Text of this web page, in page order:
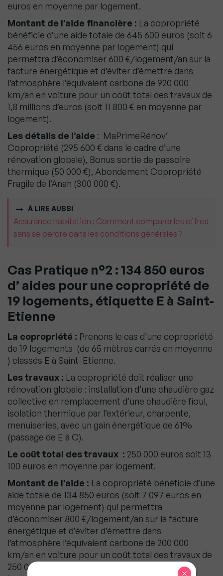
euros en moyenne par logement.
Montant de l’aide financière : La copropriété
bénéficie d’une aide totale de 645 600 euros (soit 6
456 euros en moyenne par logement) qui
permettra d’économiser 600 €/logement/an sur la
facture énergétique et d’éviter d’émettre dans
l’atmosphère l’équivalent carbone de 920 000
km/an en voiture pour un coût total des travaux de
1,8 millions d’euros (soit 11 800 € en moyenne par
logement).
Les détails de l’aide : MaPrimeRénov’
Copropriété (295 600 € dans le cadre d’une
rénovation globale), Bonus sortie de passoire
thermique (50 000 €), Abondement Copropriété
Fragile de l’Anah (300 000 €).
À LIRE AUSSI
Assurance habitation : Comment comparer les offres
sans se perdre dans les conditions générales ?
Cas Pratique n°2 : 134 850 euros
d’ aides pour une copropriété de
19 logements, étiquette E à Saint-
Etienne
La copropriété : Prenons le cas d’une copropriété
de 19 logements (de 65 mètres carrés en moyenne
) classés E à Saint-Etienne.
Les travaux : La copropriété doit réaliser une
rénovation globale : installation d’une chaudière gaz
collective en remplacement d’une chaudière fioul,
isolation thermique par l’extérieur, charpente,
menuiseries, avec un gain énergétique de 61%
(passage de E à C).
Le coût total des travaux : 250 000 euros soit 13
100 euros en moyenne par logement.
Montant de l’aide : La copropriété bénéficie d’une
aide totale de 134 850 euros (soit 7 097 euros en
moyenne par logement) qui permettra
d’économiser 800 €/logement/an sur la facture
énergétique et d’éviter d’émettre dans
l’atmosphère l’équivalent carbone de 200 000
km/an en voiture pour un coût total des travaux de
250 000 euros (soit 13 100 € en moyenne par
×